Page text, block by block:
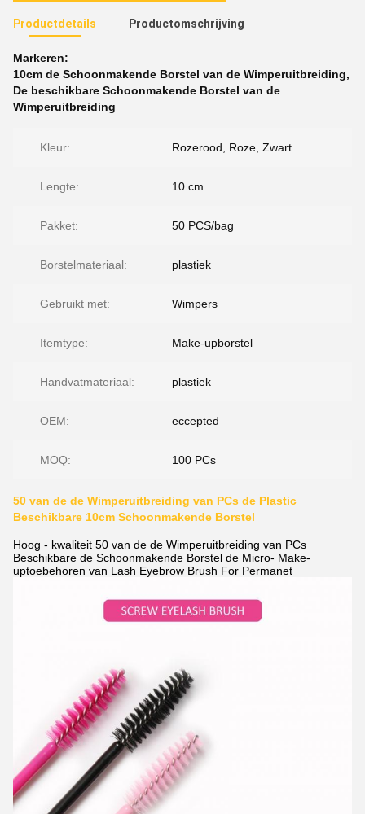
Productdetails Productomschrijving
Markeren:
10cm de Schoonmakende Borstel van de Wimperuitbreiding,
De beschikbare Schoonmakende Borstel van de
Wimperuitbreiding
Kleur: Rozerood, Roze, Zwart
Lengte: 10 cm
Pakket: 50 PCS/bag
Borstelmateriaal: plastiek
Gebruikt met: Wimpers
Itemtype: Make-upborstel
Handvatmateriaal: plastiek
OEM: eccepted
MOQ: 100 PCs
50 van de de Wimperuitbreiding van PCs de Plastic
Beschikbare 10cm Schoonmakende Borstel
Hoog - kwaliteit 50 van de de Wimperuitbreiding van PCs
Beschikbare de Schoonmakende Borstel de Micro- Make-
uptoebehoren van Lash Eyebrow Brush For Permanet